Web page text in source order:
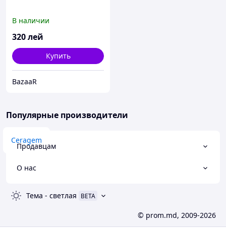
В наличии
320лей
Купить
BazaaR
Популярные производители
Ceragem
Продавцам
О нас
Тема - светлая BETA
© prom.md, 2009-2026